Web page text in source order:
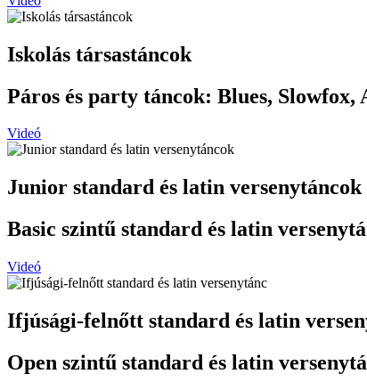
Iskolás társastáncok
Páros és party táncok: Blues,
Videó
Junior standard és latin versenytáncok
Basic szintű standard és latin
Videó
Ifjúsági-felnőtt standard és latin
Open szintű standard és latin